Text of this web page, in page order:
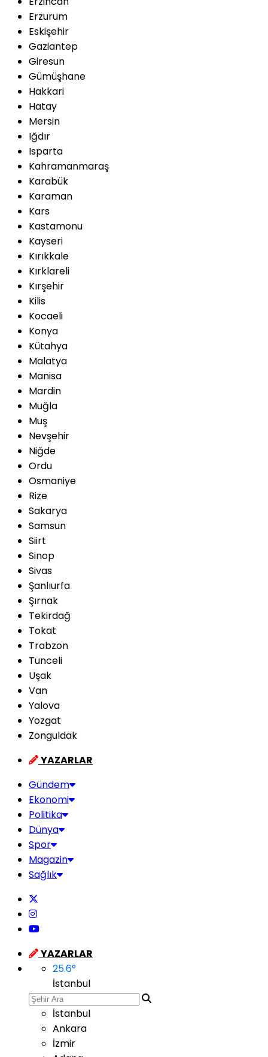
Erzurum
Eskişehir
Gaziantep
Giresun
Gümüşhane
Hakkari
Hatay
Mersin
Iğdır
Isparta
Kahramanmaraş
Karabük
Karaman
Kars
Kastamonu
Kayseri
Kırıkkale
Kırklareli
Kırşehir
Kilis
Kocaeli
Konya
Kütahya
Malatya
Manisa
Mardin
Muğla
Muş
Nevşehir
Niğde
Ordu
Osmaniye
Rize
Sakarya
Samsun
Siirt
Sinop
Sivas
Şanlıurfa
Şırnak
Tekirdağ
Tokat
Trabzon
Tunceli
Uşak
Van
Yalova
Yozgat
Zonguldak
YAZARLAR
Gündem
Ekonomi
Politika
Dünya
Spor
Magazin
Sağlık
YAZARLAR
25.6°
İstanbul
İstanbul
Ankara
İzmir